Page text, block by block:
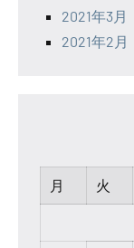
2021年3月
2021年2月
月
火